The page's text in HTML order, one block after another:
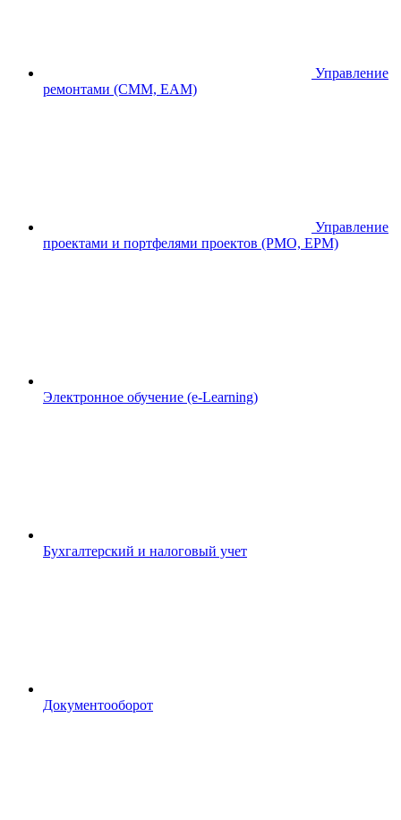
Управление
ремонтами (CMM, EAM)
Управление
проектами и портфелями проектов (PMO, EPM)
Электронное обучение (e-Learning)
Бухгалтерский и налоговый учет
Документооборот